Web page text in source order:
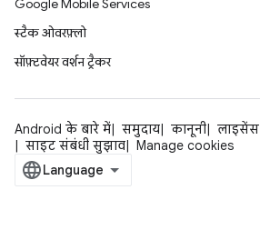
Google Mobile Services
स्टैक ओवरफ़्लो
सॉफ़्टवेयर वर्शन ट्रैकर
Android के बारे में समुदाय कानूनी लाइसेंस
साइट संबंधी सुझाव
Manage cookies